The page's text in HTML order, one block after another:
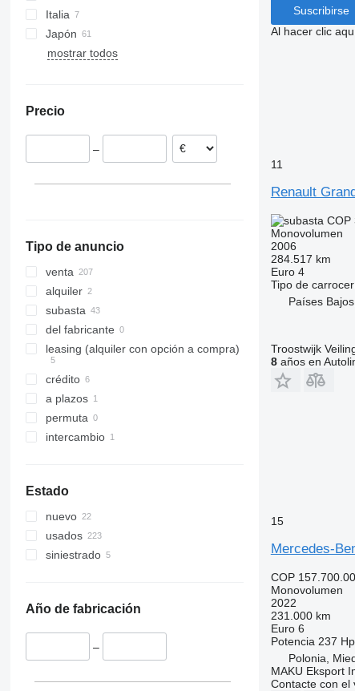
Italia
Japón
mostrar todos
Precio
–
Tipo de anuncio
venta
alquiler
subasta
del fabricante
leasing (alquiler con opción a compra)
crédito
a plazos
permuta
intercambio
Estado
nuevo
usados
siniestrado
Año de fabricación
–
Suscribirse
Al hacer clic
11
Renault
COP
Monovolumen
2006
284.517 km
Euro 4
Tipo de
Países
Troostwijk
8años en
15
Mercedes-
COP
Monovolumen
2022
231.000 km
Euro 6
Potencia 237
Polonia,
MAKU Eksport
Contacte con el